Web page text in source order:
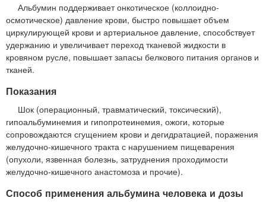
Альбумин поддерживает онкотическое (коллоидно-
осмотическое) давление крови, быстро повышает объем
циркулирующей крови и артериальное давление, способствует
удержанию и увеличивает переход тканевой жидкости в
кровяном русле, повышает запасы белкового питания органов и
тканей.
Показания
Шок (операционный, травматический, токсический),
гипоальбуминемия и гипопротеинемия, ожоги, которые
сопровождаются сгущением крови и дегидратацией, поражения
желудочно-кишечного тракта с нарушением пищеварения
(опухоли, язвенная болезнь, затруднения проходимости
желудочно-кишечного анастомоза и прочие).
Способ применения альбумина человека и дозы